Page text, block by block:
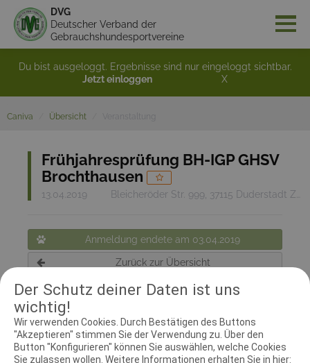
Der Schutz deiner Daten ist uns
wichtig!
Wir verwenden Cookies. Durch Bestätigen des Buttons
"Akzeptieren" stimmen Sie der Verwendung zu. Über den
Button "Konfigurieren" können Sie auswählen, welche Cookies
Sie zulassen wollen. Weitere Informationen erhalten Sie in hier:
DVG
Deutscher Verband der
Gebrauchshundesportvereine
Du bist ausgeloggt. Ergebnisse sind nur eingeloggt sichtbar.
Jetzt einloggen
X
Caniva Übersicht
Frühjahresprüfung BH-IGP GHSV
Brochthausen
13.04.2019 Bleicheröder Str. 999, 37115 Duderstadt Zwischen Brochthausen-Fuhrbach
Anmeldung endete am 03.04.2019
Zurück zur Übersicht
RICHTER UND HELFER
Leistungsrichter